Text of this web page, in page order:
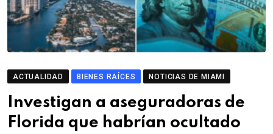
ACTUALIDAD BIENES RAÍCES NOTICIAS DE MIAMI
Investigan a aseguradoras de
Florida que habrían ocultado